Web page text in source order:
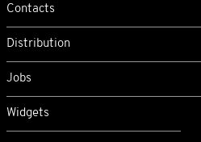
Contacts
Distribution
Jobs
Widgets